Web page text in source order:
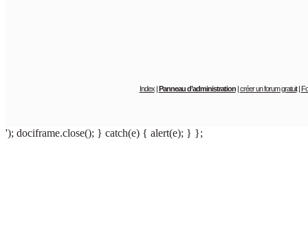
Index|Panneau d’administration|créer un forum gratuit|
'); dociframe.close(); } catch(e) { alert(e); } };